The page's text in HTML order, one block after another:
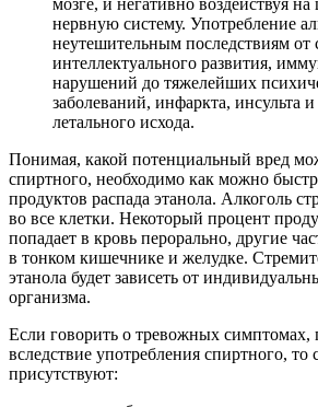
нервную систему. Употребление
неутешительным последствиям от
интеллектуального развития,
нарушений до тяжелейших
заболеваний, инфаркта, инсульта
летального исхода.
Понимая, какой потенциальный вред
спиртного, необходимо как можно
продуктов распада этанола. Алкоголь
во все клетки. Некоторый процент
попадает в кровь перорально, другие
в тонком кишечнике и желудке.
этанола будет зависеть от
организма.
Если говорить о тревожных симптомах,
вследствие употребления спиртного, то
присутствуют: